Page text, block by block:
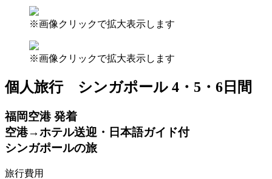
※画像クリックで拡大表示します
※画像クリックで拡大表示します
個人旅行 シンガポール 4・5・6日間
福岡空港 発着
空港→ホテル送迎・日本語ガイド付
シンガポールの旅
旅行費用